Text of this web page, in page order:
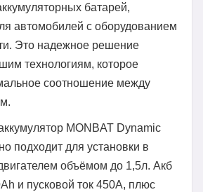
батарей,
автомобилей с оборудованием
Это надежное решение
технологиям, которое
соотношение между
MONBAT Dynamic
подходит для установки в
объёмом до 1,5л. Акб
и пусковой ток 450А, плюс